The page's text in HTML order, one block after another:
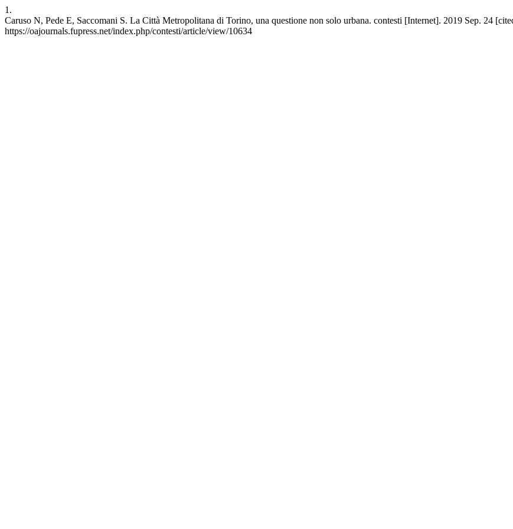
1.
Caruso N, Pede E, Saccomani S. La Città Metropolitana di Torino, una questione non solo urbana. contesti [Internet]. 2019 Sep. 24
https://oajournals.fupress.net/index.php/contesti/article/view/10634